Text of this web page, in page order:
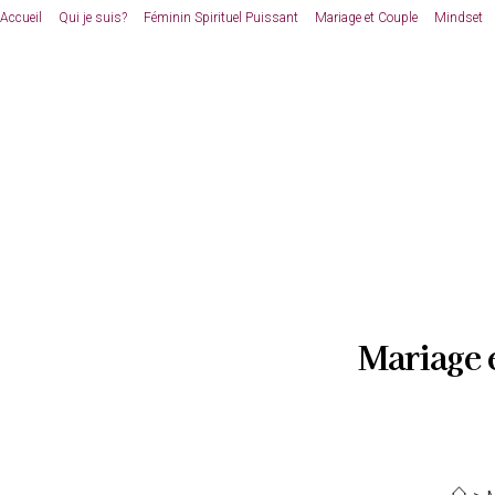
Skip
Accueil Qui je suis? Féminin Spirituel Puissant Mariage et Couple Mindset
Mariage